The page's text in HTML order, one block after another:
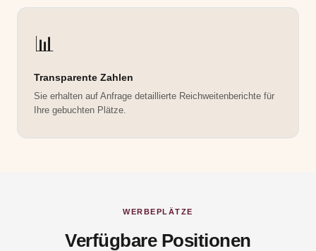
📊
Transparente Zahlen
Sie erhalten auf Anfrage detaillierte Reichweitenberichte für
Ihre gebuchten Plätze.
WERBEPLÄTZE
Verfügbare Positionen